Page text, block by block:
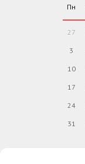
Пн
27
3
10
17
24
31